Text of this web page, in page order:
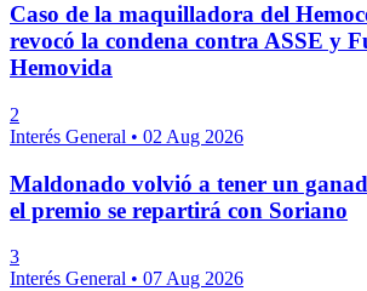
Caso de la maquilladora del
revocó la condena contra ASSE y
Hemovida
2
Interés General • 02 Aug 2026
Maldonado volvió a tener un
el premio se repartirá con Soriano
3
Interés General • 07 Aug 2026